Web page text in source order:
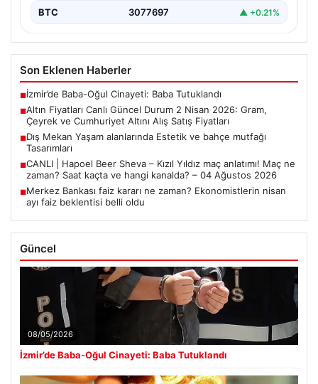
BTC 3077697 ▲ +0.21%
Son Eklenen Haberler
■İzmir’de Baba-Oğul Cinayeti: Baba Tutuklandı
■Altın Fiyatları Canlı Güncel Durum 2 Nisan 2026: Gram,
Çeyrek ve Cumhuriyet Altını Alış Satış Fiyatları
■Dış Mekan Yaşam alanlarında Estetik ve bahçe mutfağı
Tasarımları
■CANLI | Hapoel Beer Sheva – Kızıl Yıldız maç anlatımı! Maç ne
zaman? Saat kaçta ve hangi kanalda? – 04 Ağustos 2026
■Merkez Bankası faiz kararı ne zaman? Ekonomistlerin nisan
ayı faiz beklentisi belli oldu
Güncel
08/05/2026
İzmir’de Baba-Oğul Cinayeti: Baba Tutuklandı